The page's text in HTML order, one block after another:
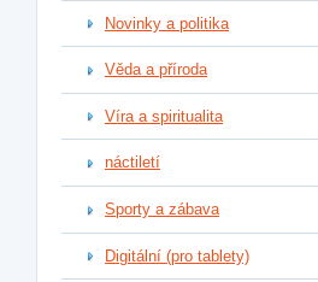
Novinky a politika
Věda a příroda
Víra a spiritualita
náctiletí
Sporty a zábava
Digitální (pro tablety)